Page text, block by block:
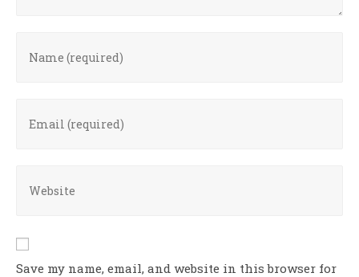
Save my name, email, and website in this browser for